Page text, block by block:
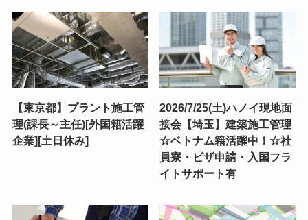
【東京都】プラント施工管
理(課長～主任)[外国籍活躍
企業][土日休み]
2026/7/25(土)ハノイ現地面
接会【埼玉】建築施工管理
☆ベトナム籍活躍中！☆社
員寮・ビザ申請・入国フラ
イトサポート有